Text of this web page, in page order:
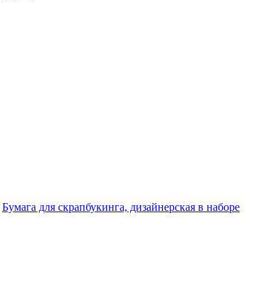
Бумага для скрапбукинга, дизайнерская в наборе